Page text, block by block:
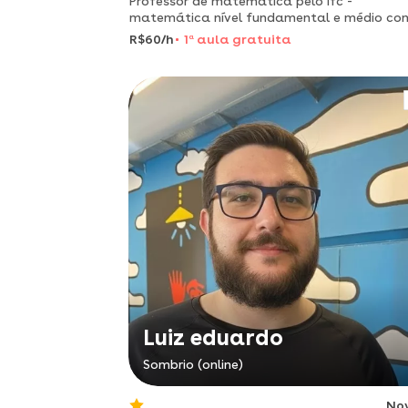
matemática nível fundamental e médio
experiencia em educação inclusiva
R$60/h 1 a aula gratuita
Luiz eduardo
Sombrio (online)